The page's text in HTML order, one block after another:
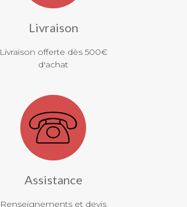
Livraison
Livraison offerte dès 500€
d'achat
Assistance
Renseignements et devis